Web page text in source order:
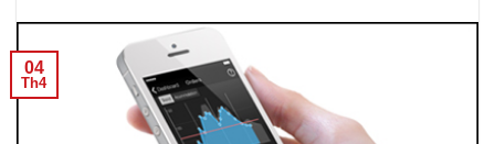
04
Th4